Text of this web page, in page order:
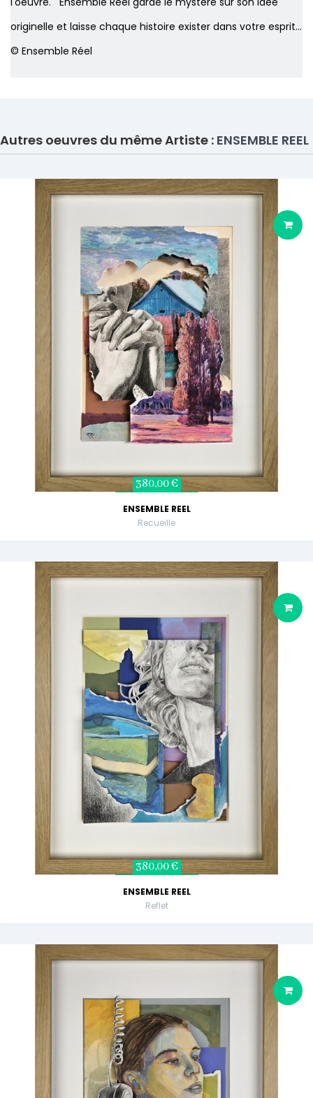
originelle et laisse chaque histoire exister dans votre esprit...
© Ensemble Réel
Autres oeuvres du même Artiste : ENSEMBLE REEL
380,00 €
ENSEMBLE REEL
Recueille
380,00 €
ENSEMBLE REEL
Reflet